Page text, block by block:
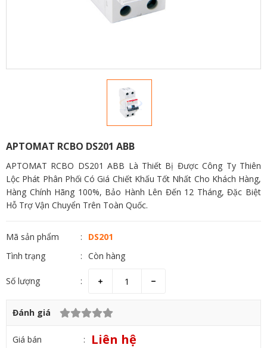
APTOMAT RCBO DS201 ABB
APTOMAT RCBO DS201 ABB Là Thiết Bị Được Công Ty Thiên
Lộc Phát Phân Phối Có Giá Chiết Khấu Tốt Nhất Cho Khách Hàng,
Hàng Chính Hãng 100%, Bảo Hành Lên Đến 12 Tháng, Đặc Biệt
Hỗ Trợ Vận Chuyển Trên Toàn Quốc.
Mã sản phẩm
DS201
Tình trạng
Còn hàng
Số lượng
Đánh giá
Giá bán Liên hệ